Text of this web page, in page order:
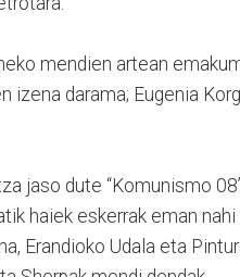
mendien artean
izena darama; Eugenia
jaso dute “Komunismo
haiek eskerrak eman
Erandioko Udala eta